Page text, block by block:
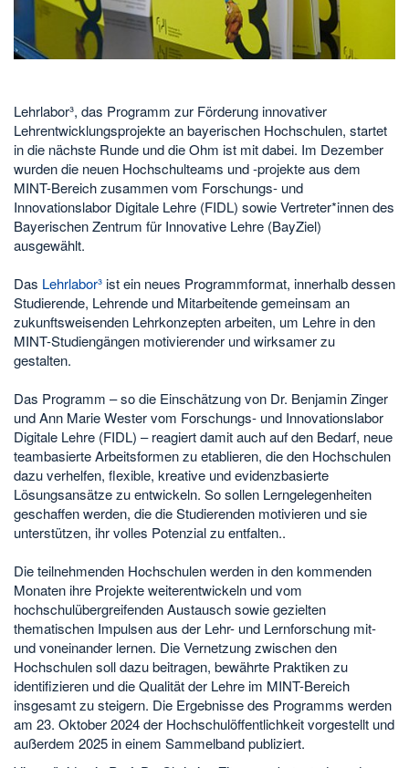
Lehrlabor³, das Programm zur Förderung innovativer
Lehrentwicklungsprojekte an bayerischen Hochschulen, startet
in die nächste Runde und die Ohm ist mit dabei. Im Dezember
wurden die neuen Hochschulteams und -projekte aus dem
MINT-Bereich zusammen vom Forschungs- und
Innovationslabor Digitale Lehre (FIDL) sowie Vertreter*innen des
Bayerischen Zentrum für Innovative Lehre (BayZiel)
ausgewählt.
Das Lehrlabor³ist ein neues Programmformat, innerhalb dessen
Studierende, Lehrende und Mitarbeitende gemeinsam an
zukunftsweisenden Lehrkonzepten arbeiten, um Lehre in den
MINT-Studiengängen motivierender und wirksamer zu
gestalten.
Das Programm – so die Einschätzung von Dr. Benjamin Zinger
und Ann Marie Wester vom Forschungs- und Innovationslabor
Digitale Lehre (FIDL) – reagiert damit auch auf den Bedarf, neue
teambasierte Arbeitsformen zu etablieren, die den Hochschulen
dazu verhelfen, flexible, kreative und evidenzbasierte
Lösungsansätze zu entwickeln. So sollen Lerngelegenheiten
geschaffen werden, die die Studierenden motivieren und sie
unterstützen, ihr volles Potenzial zu entfalten..
Die teilnehmenden Hochschulen werden in den kommenden
Monaten ihre Projekte weiterentwickeln und vom
hochschulübergreifenden Austausch sowie gezielten
thematischen Impulsen aus der Lehr- und Lernforschung mit-
und voneinander lernen. Die Vernetzung zwischen den
Hochschulen soll dazu beitragen, bewährte Praktiken zu
identifizieren und die Qualität der Lehre im MINT-Bereich
insgesamt zu steigern. Die Ergebnisse des Programms werden
am 23. Oktober 2024 der Hochschulöffentlichkeit vorgestellt und
außerdem 2025 in einem Sammelband publiziert.